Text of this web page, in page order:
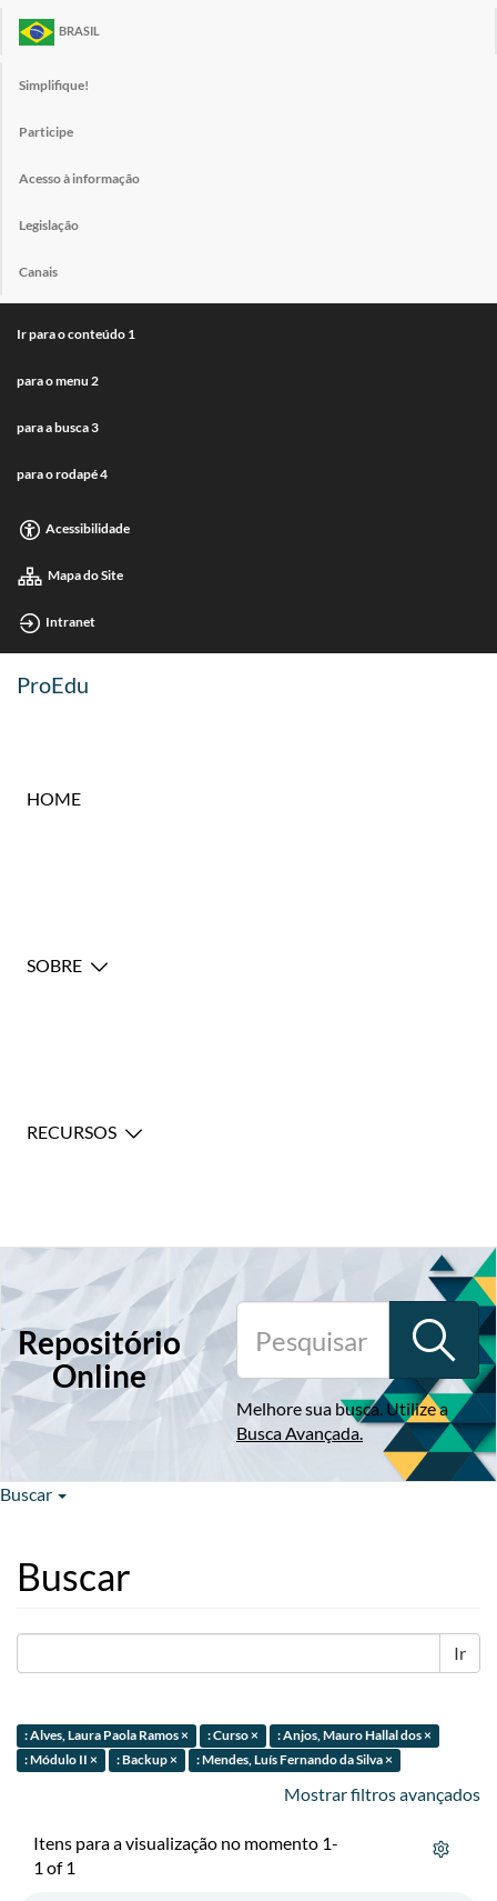
BRASIL
Simplifique!
Participe
Acesso à informação
Legislação
Canais
Ir para o conteúdo 1
para o menu 2
para a busca3
para o rodapé4
Acessibilidade
Mapa do Site
Intranet
ProEdu
HOME
SOBRE
RECURSOS
Repositório
Online
Melhore sua busca. Utilize a
Busca Avançada.
Buscar
Buscar
Ir
: Alves, Laura Paola Ramos × : Curso ×
: Anjos, Mauro Hallal dos ×
: Módulo II ×
: Backup × : Mendes, Luís Fernando da Silva ×
Mostrar filtros avançados
Itens para a visualização no momento 1-
1 of 1